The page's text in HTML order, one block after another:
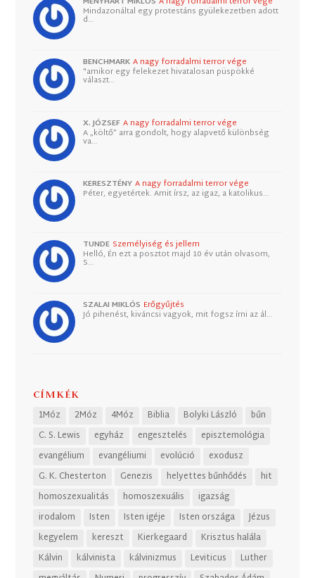
Mindazonáltal egy protestáns gyülekezetben adott
d…
BENCHMARK A nagy forradalmi terror vége
"amikor egy felekezet hivatalosan püspökké
választ…
X. JÓZSEF A nagy forradalmi terror vége
A „költő” arra gondolt, hogy alapvető különbség
va…
KERESZTÉNY A nagy forradalmi terror vége
Péter, egyetértek. Amit írsz, az igaz, a katolikus…
TUNDE Személyiség és jellem
Helló, Én ezt a posztot majd 10 év után olvasom,
S…
SZALAI MIKLÓS Erőgyűjtés
Jó pihenést, kiváncsi vagyok, mit fogsz írni az ál…
CÍMKÉK
1Móz 2Móz 4Móz Biblia Bolyki László
bűn
C. S. Lewis
egyház engesztelés
episztemológia
evangélium
evangéliumi evolúció
exodusz
G. K. Chesterton
Genezis helyettes bűnhődés
hit
homoszexualitás
homoszexuális
igazság
irodalom
Isten Isten igéje Isten országa
Jézus
kegyelem
kereszt Kierkegaard
Krisztus halála
Kálvin
kálvinista kálvinizmus Leviticus
Luther